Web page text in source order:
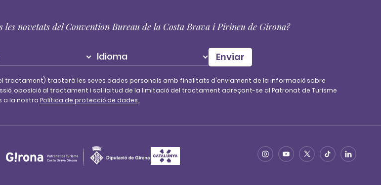
les novetats del Convention Bureau de la Costa Brava i Pirineu de Girona?
Idioma
del tractament) tractarà les seves dades personals amb finalitats d'enviament de la informació sobre
oposició al tractament i sol·licitud de la limitació del tractament adreçant-se al Patronat de Turisme
a la nostra Política de protecció de dades..